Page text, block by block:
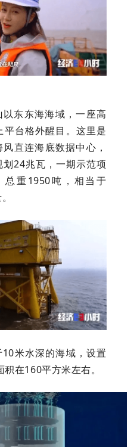
东东海海域，一座高
台格外醒目。这里是
直连海底数据中心，
24兆瓦，一期示范项
总重1950吨，相当于
米水深的海域，设置
在160平方米左右。